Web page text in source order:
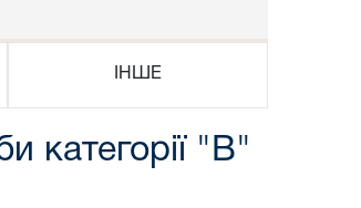
ІНШЕ
категорії "В"